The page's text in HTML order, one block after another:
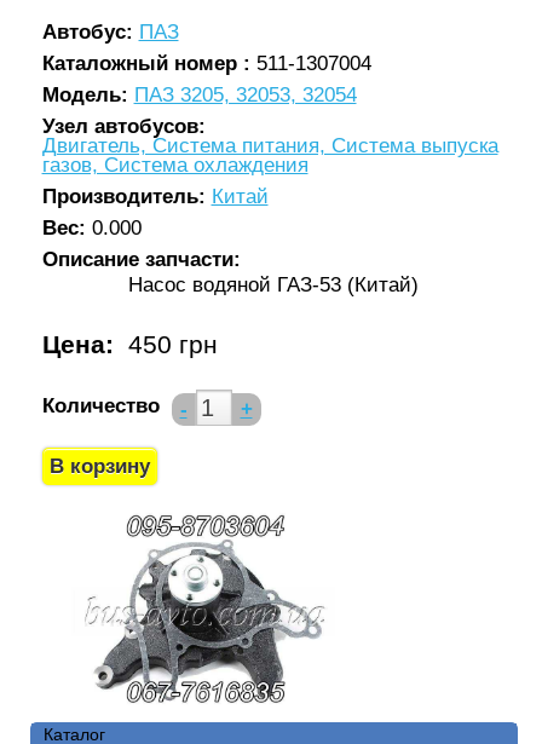
Автобус: ПАЗ
Каталожный номер : 511-1307004
Модель: ПАЗ 3205, 32053, 32054
Узел автобусов:
Двигатель, Система питания, Система выпуска
газов, Система охлаждения
Производитель: Китай
Вес: 0.000
Описание запчасти:
Насос водяной ГАЗ-53 (Китай)
Цена: 450 грн
Количество - +
Каталог